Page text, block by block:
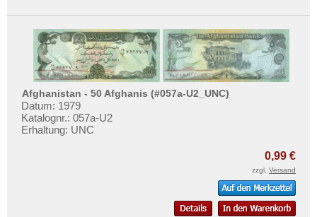
Afghanistan - 50 Afghanis (#057a-U2_UNC)
Datum: 1979
Katalognr.: 057a-U2
Erhaltung: UNC
0,99 €
zzgl. Versand